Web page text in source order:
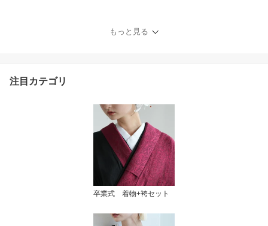
生地・国内染色｜希少図
案を現代に復刻｜浴衣・
もっと見る
注目カテゴリ
卒業式 着物+袴セット